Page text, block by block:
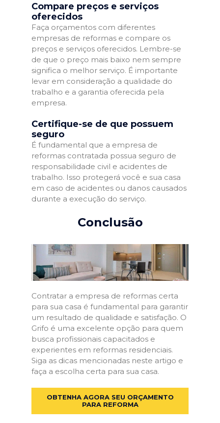
Compare preços e serviços
oferecidos
Faça orçamentos com diferentes
empresas de reformas e compare os
preços e serviços oferecidos. Lembre-se
de que o preço mais baixo nem sempre
significa o melhor serviço. É importante
levar em consideração a qualidade do
trabalho e a garantia oferecida pela
empresa.
Certifique-se de que possuem
seguro
É fundamental que a empresa de
reformas contratada possua seguro de
responsabilidade civil e acidentes de
trabalho. Isso protegerá você e sua casa
em caso de acidentes ou danos causados
durante a execução do serviço.
Conclusão
Contratar a empresa de reformas certa
para sua casa é fundamental para garantir
um resultado de qualidade e satisfação. O
Grifo é uma excelente opção para quem
busca profissionais capacitados e
experientes em reformas residenciais.
Siga as dicas mencionadas neste artigo e
faça a escolha certa para sua casa.
OBTENHA AGORA SEU ORÇAMENTO
PARA REFORMA